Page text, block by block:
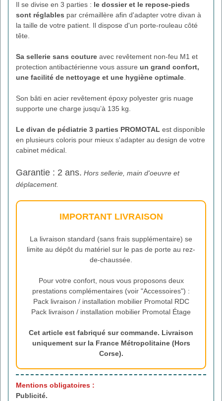
Il se divise en 3 parties : le dossier et le repose-pieds
sont réglables par crémaillère afin d'adapter votre divan à
la taille de votre patient. Il dispose d'un porte-rouleau côté
tête.
Sa sellerie sans couture avec revêtement non-feu M1 et
protection antibactérienne vous assure un grand confort,
une facilité de nettoyage et une hygiène optimale.
Son bâti en acier revêtement époxy polyester gris nuage
supporte une charge jusqu’à 135 kg.
Le divan de pédiatrie 3 parties PROMOTAL est disponible
en plusieurs coloris pour mieux s'adapter au design de votre
cabinet médical.
Garantie : 2 ans. Hors sellerie, main d'oeuvre et
déplacement.
IMPORTANT LIVRAISON
La livraison standard (sans frais supplémentaire) se
limite au dépôt du matériel sur le pas de porte au rez-
de-chaussée.
Pour votre confort, nous vous proposons deux
prestations complémentaires (voir "Accessoires") :
Pack livraison / installation mobilier Promotal RDC
Pack livraison / installation mobilier Promotal Étage
Cet article est fabriqué sur commande. Livraison
uniquement sur la France Métropolitaine (Hors
Corse).
Mentions obligatoires :
Publicité.